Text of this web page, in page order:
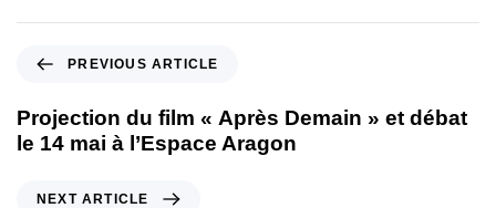
PREVIOUS ARTICLE
Projection du film « Après Demain » et débat
le 14 mai à l’Espace Aragon
NEXT ARTICLE